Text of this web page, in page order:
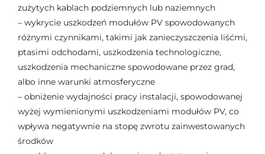
zużytych kablach podziemnych lub naziemnych
– wykrycie uszkodzeń modułów PV spowodowanych
różnymi czynnikami, takimi jak zanieczyszczenia liśćmi,
ptasimi odchodami, uszkodzenia technologiczne,
uszkodzenia mechaniczne spowodowane przez grad,
albo inne warunki atmosferyczne
– obniżenie wydajności pracy instalacji, spowodowanej
wyżej wymienionymi uszkodzeniami modułów PV, co
wpływa negatywnie na stopę zwrotu zainwestowanych
środków